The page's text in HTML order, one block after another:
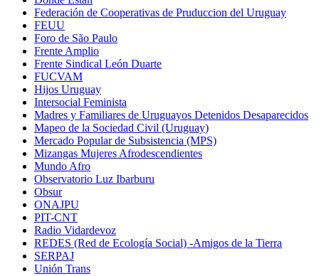
Federación de Cooperativas de Pruduccion del Uruguay
FEUU
Foro de São Paulo
Frente Amplio
Frente Sindical León Duarte
FUCVAM
Hijos Uruguay
Intersocial Feminista
Madres y Familiares de Uruguayos Detenidos Desaparecidos
Mapeo de la Sociedad Civil (Uruguay)
Mercado Popular de Subsistencia (MPS)
Mizangas Mujeres Afrodescendientes
Mundo Afro
Observatorio Luz Ibarburu
Obsur
ONAJPU
PIT-CNT
Radio Vidardevoz
REDES (Red de Ecología Social) -Amigos de la Tierra
SERPAJ
Unión Trans